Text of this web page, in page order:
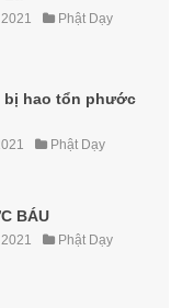
Phật Dạy
bị hao tổn phước
Phật Dạy
BÁU
Phật Dạy